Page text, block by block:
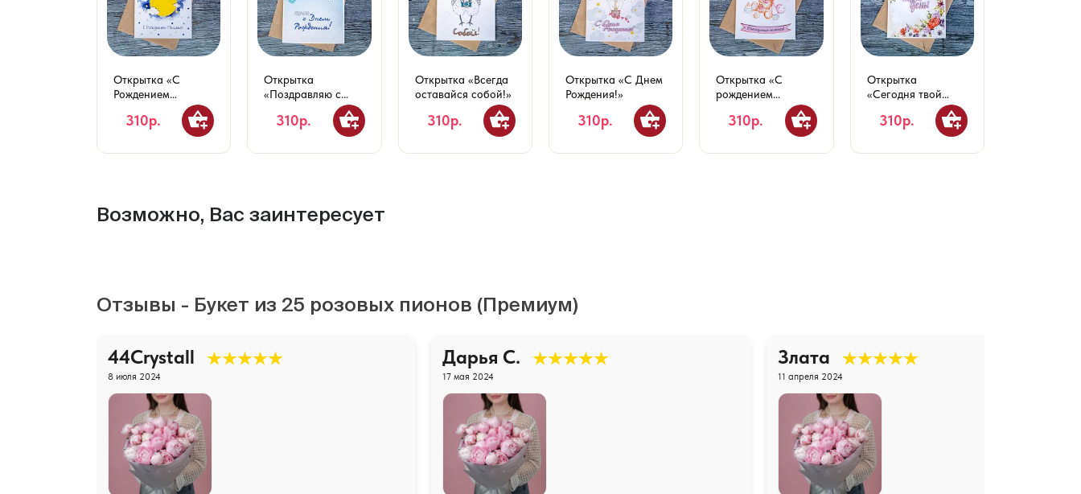
Открытка «С
Рождением
310р.
Открытка
«Поздравляю с
Днем Рождения!»
310р.
Открытка «Всегда
оставайся собой!»
310р.
Открытка «С Днем
Рождения!»
310р.
Открытка «С
рождением
310р.
Открытка
«Сегодня твой
310р.
Возможно, Вас заинтересует
Отзывы - Букет из 25 розовых пионов (Премиум)
44Crystall
8 июля 2024
Дарья С.
17 мая 2024
Злата
11 апреля 2024